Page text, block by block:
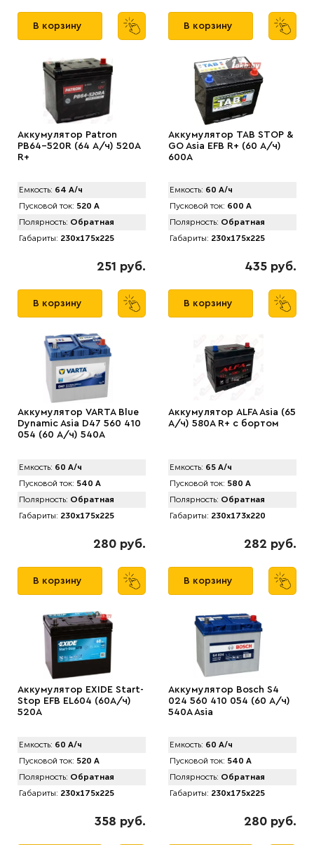
В корзину В корзину
Аккумулятор Patron
PB64-520R (64 А/ч) 520A
R+
Емкость: 64 А/ч
Пусковой ток: 520 А
Полярность: Обратная
Габариты: 230x175x225
251 руб.
В корзину
Аккумулятор TAB STOP &
GO Asia EFB R+ (60 А/ч)
600А
Емкость: 60 А/ч
Пусковой ток: 600 А
Полярность: Обратная
Габариты: 230x175x225
435 руб.
В корзину
Аккумулятор VARTA Blue
Dynamic Asia D47 560 410
054 (60 А/ч) 540А
Емкость: 60 А/ч
Пусковой ток: 540 А
Полярность: Обратная
Габариты: 230x175x225
280 руб.
В корзину
Аккумулятор АLFA Asia (65
А/ч) 580A R+ с бортом
Емкость: 65 А/ч
Пусковой ток: 580 А
Полярность: Обратная
Габариты: 230x173x220
282 руб.
В корзину
Аккумулятор EXIDE Start-
Stop EFB EL604 (60А/ч)
520A
Емкость: 60 А/ч
Пусковой ток: 520 А
Полярность: Обратная
Габариты: 230x175x225
358 руб.
Аккумулятор Bosch S4
024 560 410 054 (60 А/ч)
540A Asia
Емкость: 60 А/ч
Пусковой ток: 540 А
Полярность: Обратная
Габариты: 230x175x225
280 руб.